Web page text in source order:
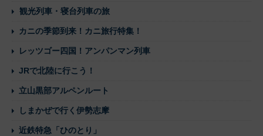
観光列車・寝台列車の旅
カニの季節到来！カニ旅行特集！
レッツゴー四国！アンパンマン列車
JRで北陸に行こう！
立山黒部アルペンルート
しまかぜで行く伊勢志摩
近鉄特急「ひのとり」